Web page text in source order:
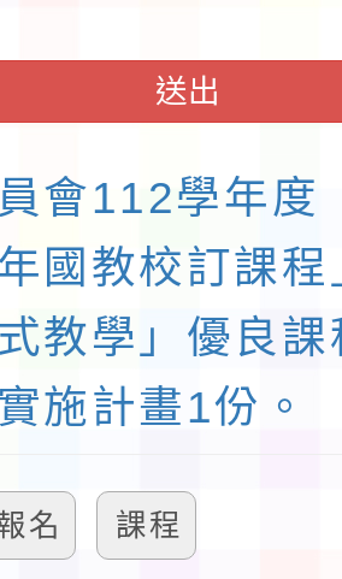
送出
會112學年度
國教校訂課
教學」優良
施計畫1份。
名 課程